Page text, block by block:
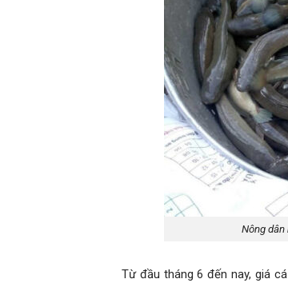
Nông dân
Từ đầu tháng 6 đến nay, giá